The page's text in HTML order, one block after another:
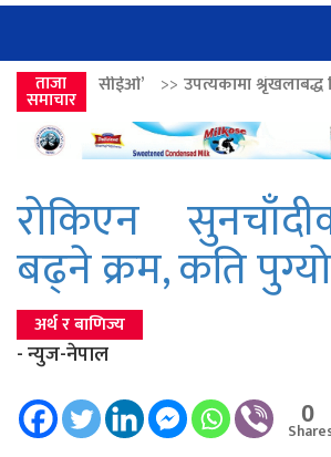
ताजा
समाचार
>>उपत्यकामा श्रृंखलाबद्ध सिक्री लुट्ने ‘कर्मा
रोकिएन
बढ्ने क्रम, कति
अर्थ र बाणिज्य
- न्युज-नेपाल
0